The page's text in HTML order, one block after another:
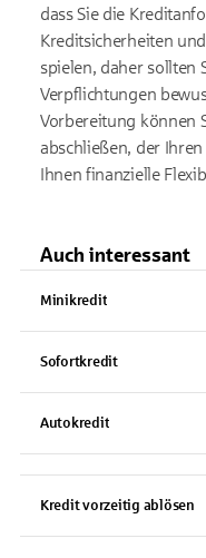
dass Sie die
Kreditsicherheiten
spielen, daher sollten
Verpflichtungen
Vorbereitung können
abschließen, der
Ihnen finanzielle
Auch interessant
Minikredit
Sofortkredit
Autokredit
Kredit vorzeitig ablösen